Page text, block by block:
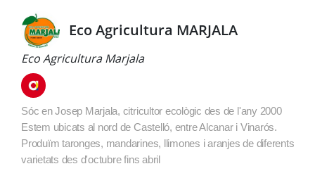
Eco Agricultura MARJALA
Eco Agricultura Marjala
Sóc en Josep Marjala, citricultor ecològic des de l'any 2000
Estem ubicats al nord de Castelló, entre Alcanar i Vinarós.
Produïm taronges, mandarines, llimones i aranjes de diferents
varietats des d'octubre fins abril